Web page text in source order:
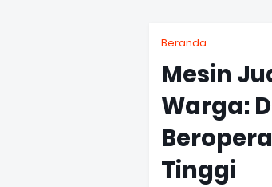
Beranda
Mesin
Warga:
Tinggi